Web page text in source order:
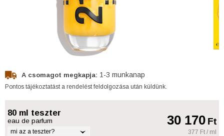
A csomagot megkapja: 1-3 munkanap
Pontos tájékoztatást a rendelést feldolgozása után küldünk.
80 ml teszter
eau de parfum
mi az a teszter?
30 170Ft
377 Ft / ml